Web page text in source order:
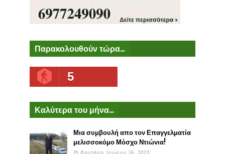
Παρακολουθούν τώρα...
5
Καλύτερα του μήνα...
Μια συμβουλή απο τον Επαγγελματία
μελισσοκόμο Μόσχο Ντιώνια!